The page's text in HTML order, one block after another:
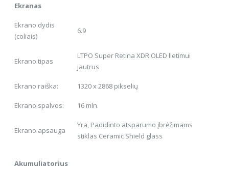
Ekranas
Ekrano dydis
(coliais)
6.9
Ekrano tipas
LTPO Super Retina XDR OLED lietimui
jautrus
Ekrano raiška: 1320 x 2868 pikselių
Ekrano spalvos: 16 mln.
Ekrano apsauga
Yra, Padidinto atsparumo įbrėžimams
stiklas Ceramic Shield glass
Akumuliatorius